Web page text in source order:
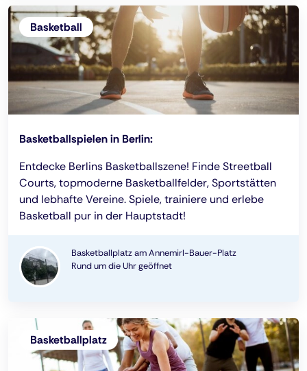
Basketball
Basketballspielen in Berlin:
Entdecke Berlins Basketballszene! Finde Streetball
Courts, topmoderne Basketballfelder, Sportstätten
und lebhafte Vereine. Spiele, trainiere und erlebe
Basketball pur in der Hauptstadt!
Basketballplatz am Annemirl-Bauer-Platz
Rund um die Uhr geöffnet
Basketballplatz